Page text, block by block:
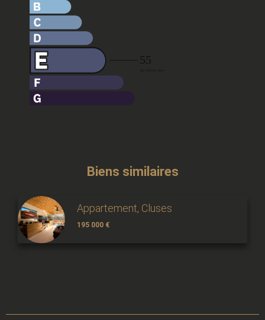
Biens similaires
Appartement, Cluses
195 000 €